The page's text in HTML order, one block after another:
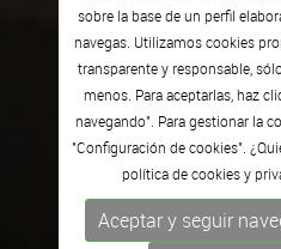
sobre la base de un perfil
navegas. Utilizamos cookies
transparente y responsable,
menos. Para aceptarlas, haz
navegando". Para gestionar la
"Configuración de cookies".
política de cookies y
Aceptar y seguir